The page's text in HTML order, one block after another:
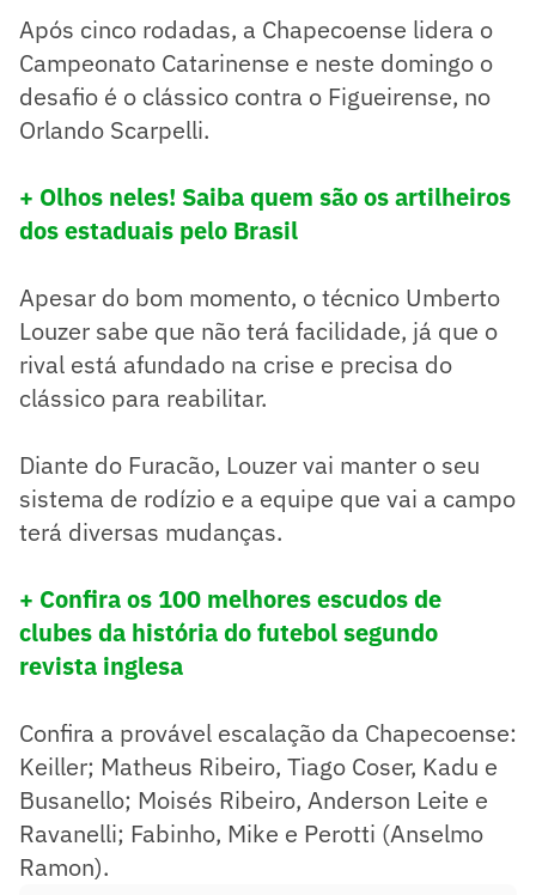
Após cinco rodadas, a Chapecoense lidera o
Campeonato Catarinense e neste domingo o
desafio é o clássico contra o Figueirense, no
Orlando Scarpelli.
+ Olhos neles! Saiba quem são os artilheiros
dos estaduais pelo Brasil
Apesar do bom momento, o técnico Umberto
Louzer sabe que não terá facilidade, já que o
rival está afundado na crise e precisa do
clássico para reabilitar.
Diante do Furacão, Louzer vai manter o seu
sistema de rodízio e a equipe que vai a campo
terá diversas mudanças.
+ Confira os 100 melhores escudos de
clubes da história do futebol segundo
revista inglesa
Confira a provável escalação da Chapecoense:
Keiller; Matheus Ribeiro, Tiago Coser, Kadu e
Busanello; Moisés Ribeiro, Anderson Leite e
Ravanelli; Fabinho, Mike e Perotti (Anselmo
Ramon).